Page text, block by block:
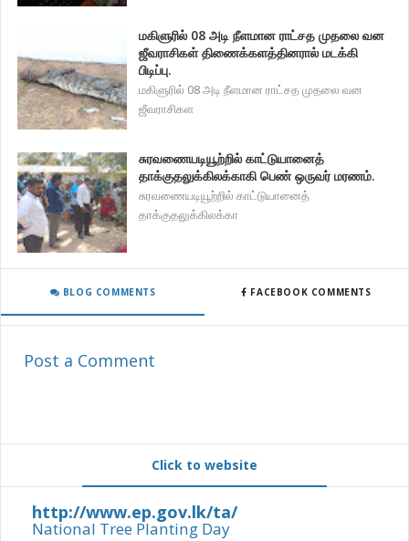
மகிளுரில் 08 அடி நீளமான ராட்சத முதலை வன
ஜீவராசிகள் திணைக்களத்தினரால் மடக்கி
பிடிப்பு.
மகிளுரில் 08 அடி நீளமான ராட்சத முதலை வன
ஜீவராசிகள
சுரவணையடியூற்றில் காட்டுயானைத்
தாக்குதலுக்கிலக்காகி பெண் ஒருவர் மரணம்.
சுரவணையடியூற்றில் காட்டுயானைத்
தாக்குதலுக்கிலக்கா
BLOG COMMENTS FACEBOOK COMMENTS
Post a Comment
Click to website
http://www.ep.gov.lk/ta/
National Tree Planting Day